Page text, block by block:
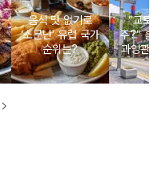
음식 맛 없기로
‘소문난’ 유럽 국가
순위는?
“교토
주?” 홀
과잉관
있는 세
행지 순